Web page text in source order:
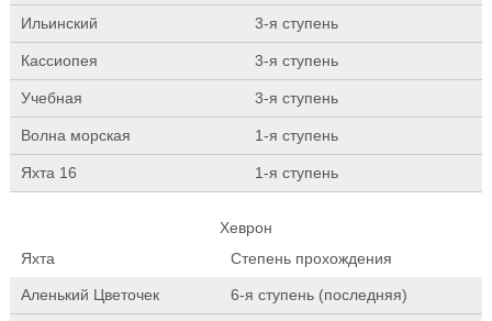
Ильинский 3-я ступень
Кассиопея 3-я ступень
Учебная 3-я ступень
Волна морская 1-я ступень
Яхта 16 1-я ступень
Хеврон
Яхта
Степень прохождения
Аленький Цветочек 6-я ступень (последняя)